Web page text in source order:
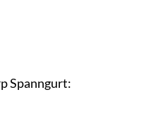
Spanngurt: